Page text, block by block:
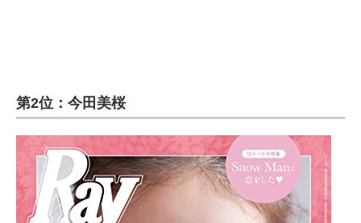
エネルギーの専門メディア
ちょっと気になるネットの話題
第2位：今田美桜